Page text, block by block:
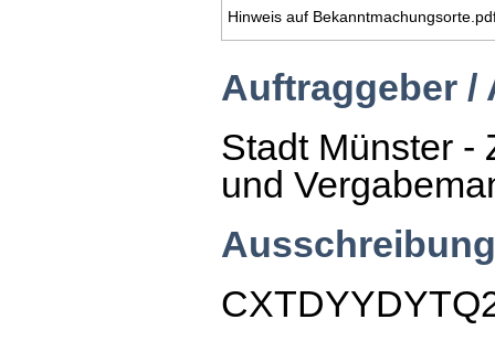
Hinweis auf
Auftraggeber /
Stadt Münster -
und